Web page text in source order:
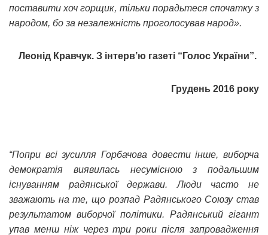
поставити хоч горщик, тільки порадьтеся спочатку з
народом, бо за незалежність проголосував народ».
Леонід Кравчук. З інтерв’ю газеті “Голос України”.
Грудень 2016 року
“Попри всі зусилля Горбачова довести інше, виборча
демократія виявилась несумісною з подальшим
існуванням радянської держави. Люди часто не
зважають на те, що розпад Радянського Союзу став
результатом виборчої політики. Радянський гігант
упав менш ніж через три роки після запровадження